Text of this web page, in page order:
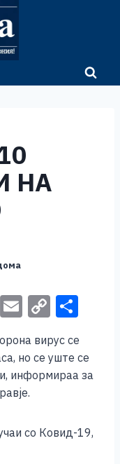
НА
Vi E
ai
l
C
p
y
k
ar
e
вирус се
но се уште се
информираа за
со Ковид-19,